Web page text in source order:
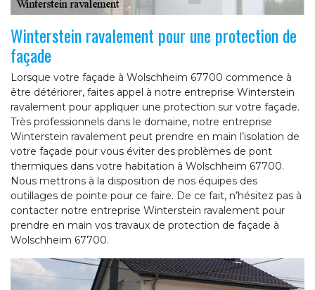
Winterstein ravalement pour une protection de
façade
Lorsque votre façade à Wolschheim 67700 commence à
être détériorer, faites appel à notre entreprise Winterstein
ravalement pour appliquer une protection sur votre façade.
Très professionnels dans le domaine, notre entreprise
Winterstein ravalement peut prendre en main l’isolation de
votre façade pour vous éviter des problèmes de pont
thermiques dans votre habitation à Wolschheim 67700.
Nous mettrons à la disposition de nos équipes des
outillages de pointe pour ce faire. De ce fait, n’hésitez pas à
contacter notre entreprise Winterstein ravalement pour
prendre en main vos travaux de protection de façade à
Wolschheim 67700.